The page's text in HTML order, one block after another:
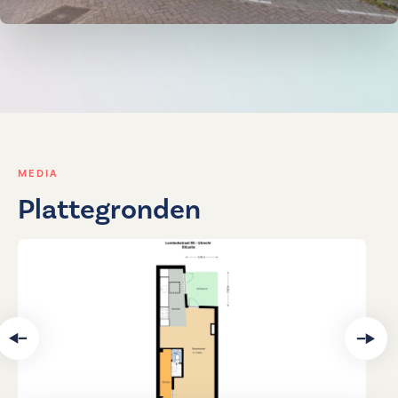
MEDIA
Plattegronden